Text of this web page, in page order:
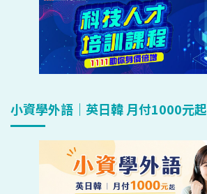
小資學外語｜英日韓 月付1000元起